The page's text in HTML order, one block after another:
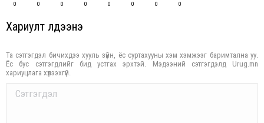
0 0 0 0 0 0 0 0
Хариулт үлдээнэ үү
Та сэтгэгдэл бичихдээ хууль зүйн, ёс суртахууны хэм хэмжээг баримтална уу.
Ёс бус сэтгэгдлийг бид устгах эрхтэй. Мэдээний сэтгэгдэлд Urug.mn
хариуцлага хүлээхгүй.
Comment